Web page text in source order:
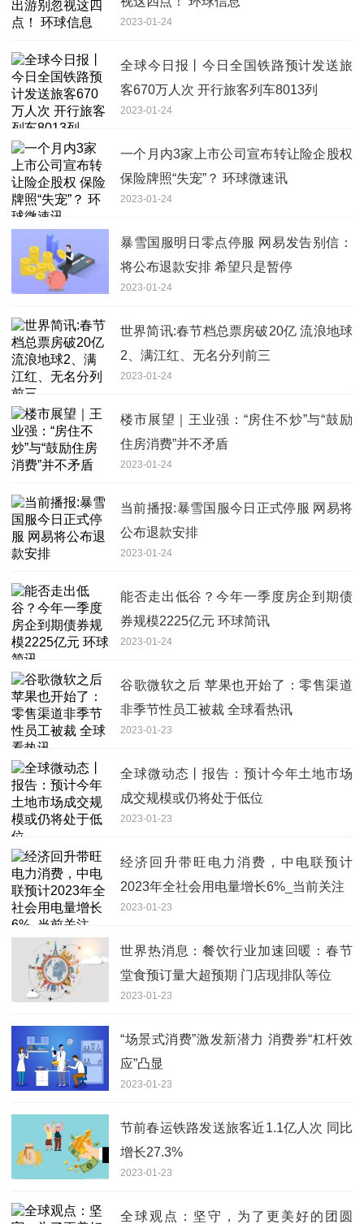
2023-01-24
全球今日报丨今日全国铁路预计发送旅
客670万人次 开行旅客列车8013列
2023-01-24
一个月内3家上市公司宣布转让险企股权
保险牌照“失宠”？ 环球微速讯
2023-01-24
暴雪国服明日零点停服 网易发告别信：
将公布退款安排 希望只是暂停
2023-01-24
世界简讯:春节档总票房破20亿 流浪地球
2、满江红、无名分列前三
2023-01-24
楼市展望｜王业强：“房住不炒”与“鼓励
住房消费”并不矛盾
2023-01-24
当前播报:暴雪国服今日正式停服 网易将
公布退款安排
2023-01-24
能否走出低谷？今年一季度房企到期债
券规模2225亿元 环球简讯
2023-01-24
谷歌微软之后 苹果也开始了：零售渠道
非季节性员工被裁 全球看热讯
2023-01-23
全球微动态丨报告：预计今年土地市场
成交规模或仍将处于低位
2023-01-23
经济回升带旺电力消费，中电联预计
2023年全社会用电量增长6%_当前关注
2023-01-23
世界热消息：餐饮行业加速回暖：春节
堂食预订量大超预期 门店现排队等位
2023-01-23
“场景式消费”激发新潜力 消费券“杠杆效
应”凸显
2023-01-23
节前春运铁路发送旅客近1.1亿人次 同比
增长27.3%
2023-01-23
全球观点：坚守，为了更美好的团圆